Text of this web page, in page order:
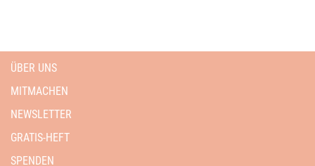
ÜBER UNS
MITMACHEN
NEWSLETTER
GRATIS-HEFT
SPENDEN